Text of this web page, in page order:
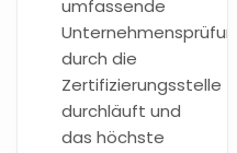
umfassende
Unternehmensprüfung
durch die
Zertifizierungsstelle
durchläuft und
das höchste